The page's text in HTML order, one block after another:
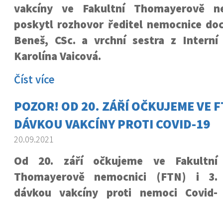
vakcíny ve Fakultní Thomayerově
poskytl rozhovor ředitel nemocnice
Beneš, CSc. a vrchní sestra z
Karolína Vaicová.
Číst více
POZOR! OD 20. ZÁŘÍ OČKUJEME VE
DÁVKOU VAKCÍNY PROTI COVID-19
20.09.2021
Od 20. září očkujeme ve Fakultní
Thomayerově nemocnici (FTN) i 3.
dávkou vakcíny proti nemoci Covid-